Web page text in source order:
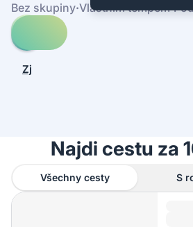
Bez skupiny·Vlastním tempem·
Prohledej
cesty
Zjistit,
Najdi cestu za
Všechny cesty S